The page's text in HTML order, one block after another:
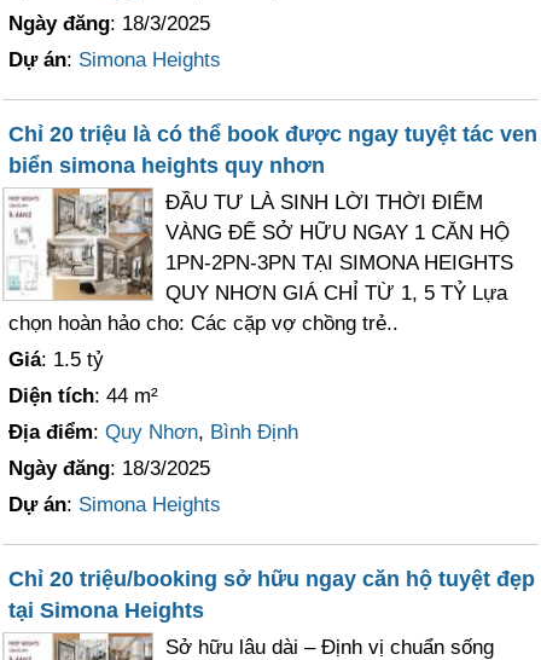
Ngày đăng: 18/3/2025
Dự án: Simona Heights
Chỉ 20 triệu là có thể book được ngay tuyệt tác ven
biển simona heights quy nhơn
ĐẦU TƯ LÀ SINH LỜI THỜI ĐIỂM
VÀNG ĐỂ SỞ HỮU NGAY 1 CĂN HỘ
1PN-2PN-3PN TẠI SIMONA HEIGHTS
QUY NHƠN GIÁ CHỈ TỪ 1, 5 TỶ Lựa
chọn hoàn hảo cho: Các cặp vợ chồng trẻ..
Giá: 1.5 tỷ
Diện tích: 44 m²
Địa điểm:Quy Nhơn, Bình Định
Ngày đăng: 18/3/2025
Dự án: Simona Heights
Chỉ 20 triệu/booking sở hữu ngay căn hộ tuyệt đẹp
tại Simona Heights
Sở hữu lâu dài – Định vị chuẩn sống